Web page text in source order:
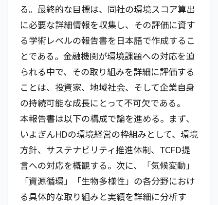
る。最終的な目標は、同社の環境スコア算出
に必要な詳細情報を収集し、その評価に資す
る学術レベルの報告書を日本語で作成するこ
とである。金融機関が環境課題への対応を迫
られる中で、その取り組みを詳細に評価する
ことは、投資家、地域社会、そして企業自身
の持続可能な成長にとって不可欠である。
本報告書は以下の構成で論を進める。まず、
いよぎんHDの環境経営の枠組みとして、環境
方針、サステナビリティ推進体制、TCFD提
言への対応を概観する。次に、「気候変動」
「資源循環」「生物多様性」の各分野におけ
る具体的な取り組みと実績を詳細に分析す